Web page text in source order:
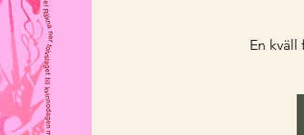
En kväll